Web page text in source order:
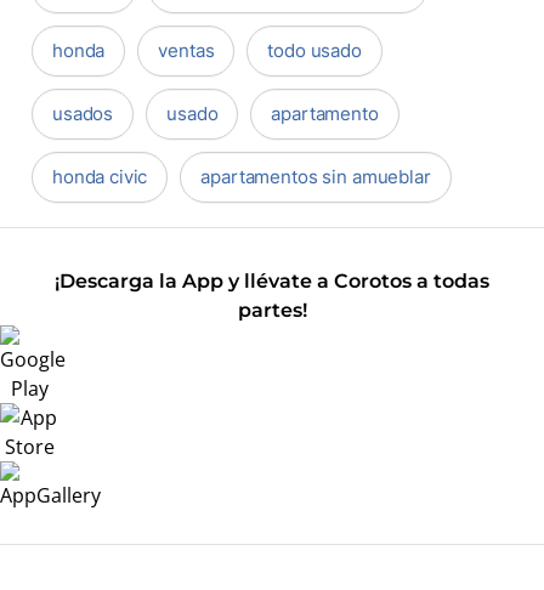
honda ventas todo usado
usados usado apartamento
honda civic apartamentos sin amueblar
¡Descarga la App y llévate a Corotos a todas
partes!